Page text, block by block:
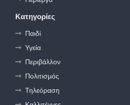
Κατηγορίες
Παιδί
Υγεία
Περιβάλλον
Πολιτισμός
Τηλεόραση